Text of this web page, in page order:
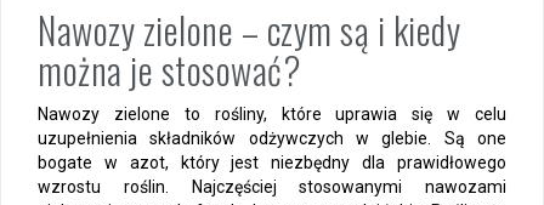
Nawozy zielone – czym są i kiedy
można je stosować?
Nawozy zielone to rośliny, które uprawia się w celu
uzupełnienia składników odżywczych w glebie. Są one
bogate w azot, który jest niezbędny dla prawidłowego
wzrostu roślin. Najczęściej stosowanymi nawozami